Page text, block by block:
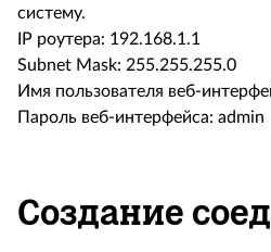
систему.
IP роутера: 192.168.1.1
Subnet Mask: 255.255.255.0
Имя пользователя веб-
Пароль веб-интерфейса: admin
Создание